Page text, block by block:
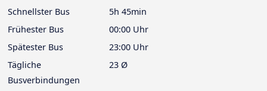
Schnellster Bus
5h 45min
Frühester Bus
00:00 Uhr
Spätester Bus
23:00 Uhr
Tägliche
Busverbindungen
23 Ø